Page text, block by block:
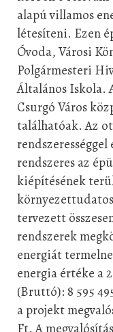
alapú villamos
létesíteni. Ezen
Óvoda, Városi
Polgármesteri
Általános Iskola.
Csurgó Város
találhatóak. Az
rendszeres az
kiépítésének
tervezett
rendszerek
energiát
energia értéke a
(Bruttó): 8 595
a projekt
Ft. A megvalósítás